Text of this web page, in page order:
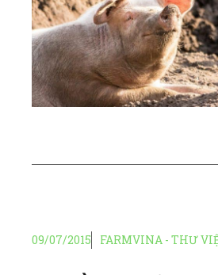
09/07/2015 FARMVINA - THƯ